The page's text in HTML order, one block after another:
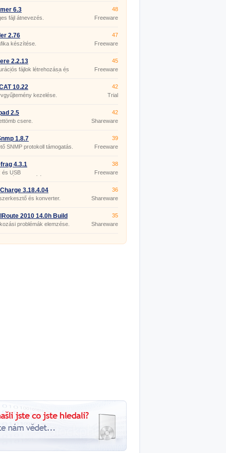
6.3
fájl átnevezés.
48
Freeware
2.76
készítése.
47
Freeware
2.2.13
fájlok létrehozása és
az ASP.NET számára.
45
Freeware
10.22
kezelése.
42
Trial
2.5
csere.
42
Shareware
1.8.7
SNMP protokoll támogatás.
39
Freeware
4.3.1
és USB
38
Freeware
3.18.4.04
és konverter.
36
Shareware
2010 14.0h Build
problémák elemzése.
35
Shareware